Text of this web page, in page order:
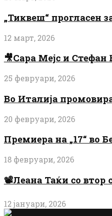
„Тиквеш“ прогласен
12 март, 2026
🎥Сара Мејс и Стефан
25 февруари, 2026
Во Италија
20 февруари, 2026
Премиера на „17“ во
18 февруари, 2026
📽️Леана Таќи со втор
12 јануари, 2026